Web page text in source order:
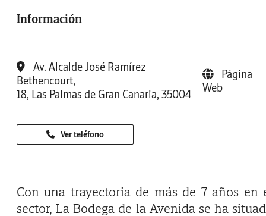
Información
Av. Alcalde José Ramírez
Bethencourt,
18, Las Palmas de Gran Canaria, 35004
Página
Web
Ver teléfono
Con una trayectoria de más de 7 años en
sector, La Bodega de la Avenida se ha